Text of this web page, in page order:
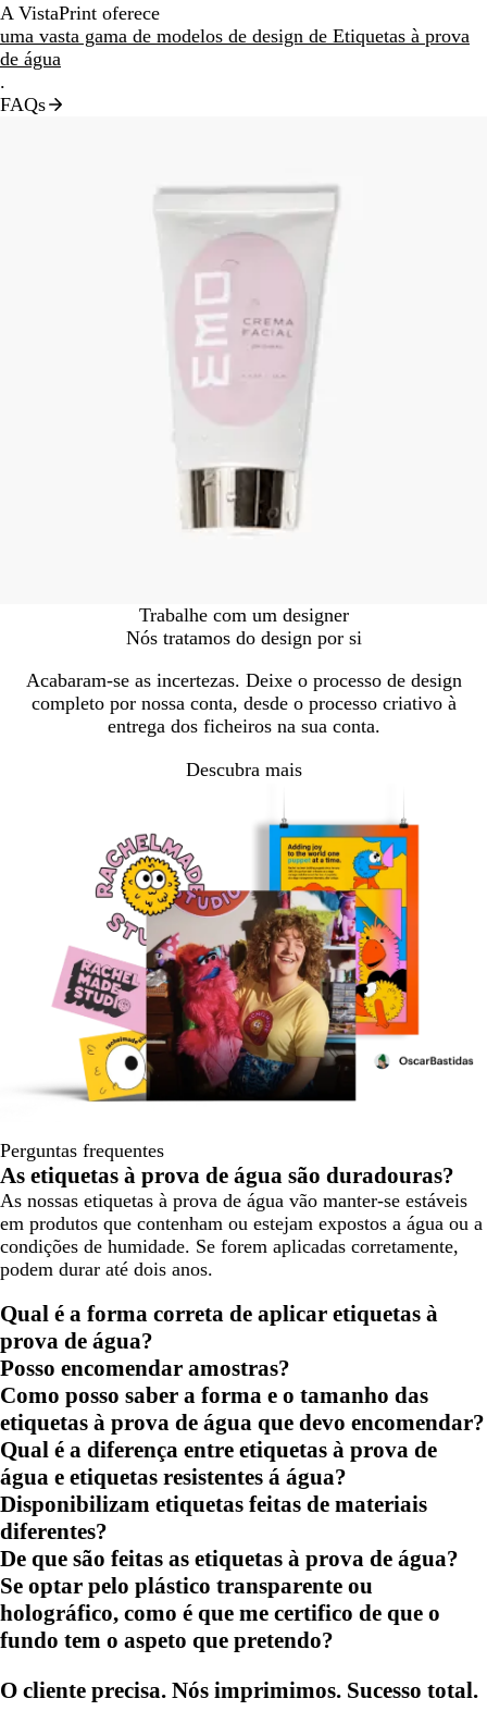
A VistaPrint oferece
uma vasta gama de modelos de design de Etiquetas à prova
de água
.
FAQs
Trabalhe com um designer
Nós tratamos do design por si
Acabaram-se as incertezas. Deixe o processo de design
completo por nossa conta, desde o processo criativo à
entrega dos ficheiros na sua conta.
Descubra mais
Perguntas frequentes
As etiquetas à prova de água são duradouras?
As nossas etiquetas à prova de água vão manter-se estáveis
em produtos que contenham ou estejam expostos a água ou a
condições de humidade. Se forem aplicadas corretamente,
podem durar até dois anos.
Qual é a forma correta de aplicar etiquetas à
prova de água?
Posso encomendar amostras?
Como posso saber a forma e o tamanho das
etiquetas à prova de água que devo encomendar?
Qual é a diferença entre etiquetas à prova de
água e etiquetas resistentes á água?
Disponibilizam etiquetas feitas de materiais
diferentes?
De que são feitas as etiquetas à prova de água?
Se optar pelo plástico transparente ou
holográfico, como é que me certifico de que o
fundo tem o aspeto que pretendo?
O cliente precisa. Nós imprimimos. Sucesso total.